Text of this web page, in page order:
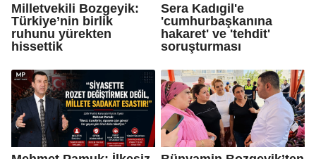
Milletvekili Bozgeyik:
Türkiye’nin birlik
ruhunu yürekten
hissettik
Sera Kadıgil'e
'cumhurbaşkanına
hakaret' ve 'tehdit'
soruşturması